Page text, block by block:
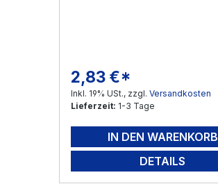
Regulärer Preis:
2,83 €*
Inkl. 19% USt., zzgl. Versandkosten
Lieferzeit: 1-3 Tage
IN DEN WARENKORB
DETAILS